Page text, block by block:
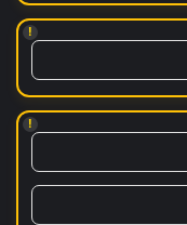
!
!